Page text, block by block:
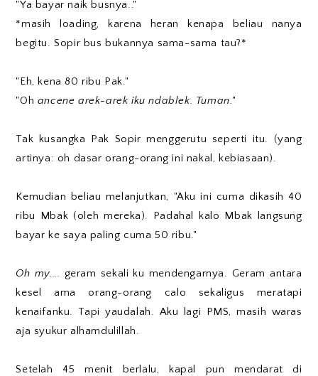
"Ya bayar naik busnya.."
*masih loading, karena heran kenapa beliau nanya
begitu. Sopir bus bukannya sama-sama tau?*
"Eh, kena 80 ribu Pak."
"Oh ancene arek-arek iku ndablek. Tuman."
Tak kusangka Pak Sopir menggerutu seperti itu. (yang
artinya: oh dasar orang-orang ini nakal, kebiasaan).
Kemudian beliau melanjutkan, "Aku ini cuma dikasih 40
ribu Mbak (oleh mereka). Padahal kalo Mbak langsung
bayar ke saya paling cuma 50 ribu."
Oh my.... geram sekali ku mendengarnya. Geram antara
kesel ama orang-orang calo sekaligus meratapi
kenaifanku. Tapi yaudalah. Aku lagi PMS, masih waras
aja syukur alhamdulillah.
Setelah 45 menit berlalu, kapal pun mendarat di